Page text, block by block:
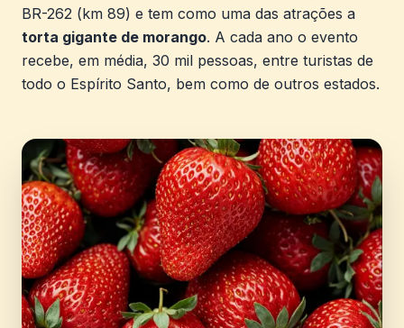
BR-262 (km 89) e tem como uma das atrações a
torta gigante de morango. A cada ano o evento
recebe, em média, 30 mil pessoas, entre turistas de
todo o Espírito Santo, bem como de outros estados.